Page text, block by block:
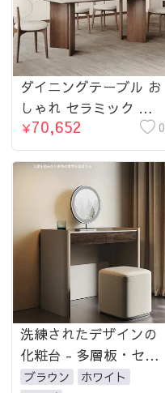
ダイニングテーブル お
しゃれ セラミック 天
板 モダン 北欧 無垢材
リビング用 長方形 白
蜡木仕様 高級感セラミ
ック天板 hagst-3421
￥70,652 0
洗練されたデザインの
化粧台 - 多層板・セラ
ミック・合成皮革製の
ブラウン
ホワイト